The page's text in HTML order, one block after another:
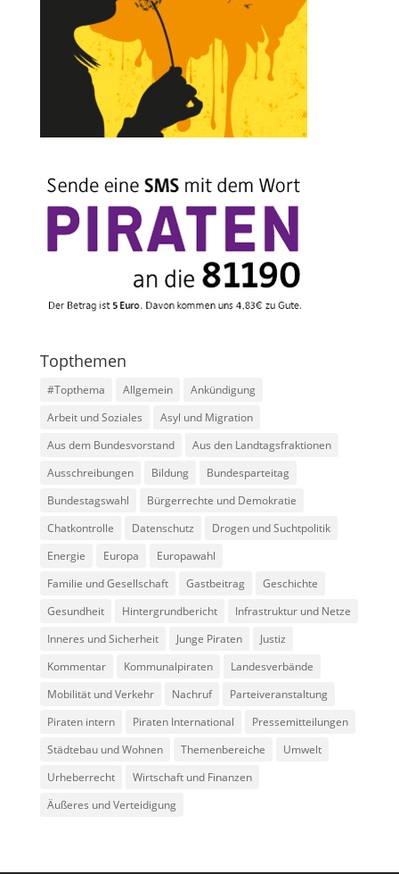
Topthemen
#Topthema Allgemein
Ankündigung
Arbeit und Soziales
Asyl und Migration
Aus dem Bundesvorstand
Aus den Landtagsfraktionen
Ausschreibungen
Bildung
Bundesparteitag
Bundestagswahl
Bürgerrechte und Demokratie
Chatkontrolle
Datenschutz
Drogen und Suchtpolitik
Energie
Europa
Europawahl
Familie und Gesellschaft
Gastbeitrag
Geschichte
Gesundheit
Hintergrundbericht
Infrastruktur und Netze
Inneres und Sicherheit
Junge Piraten
Justiz
Kommentar
Kommunalpiraten
Landesverbände
Mobilität und Verkehr
Nachruf
Parteiveranstaltung
Piraten intern
Piraten International
Pressemitteilungen
Städtebau und Wohnen
Themenbereiche
Umwelt
Urheberrecht
Wirtschaft und Finanzen
Äußeres und Verteidigung